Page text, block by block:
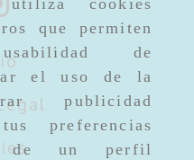
cookies
que permiten
de
el uso de la
publicidad
preferencias
de un perfil